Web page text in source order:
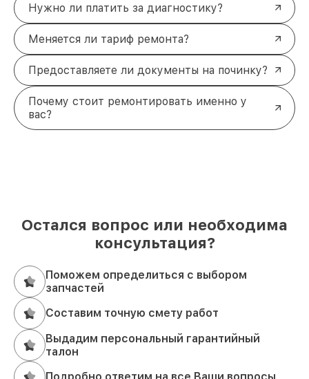
Нужно ли платить за диагностику?
Меняется ли тариф ремонта?
Предоставляете ли документы на починку?
Почему стоит ремонтировать именно у
вас?
Остался вопрос или необходима
консультация?
Поможем определиться с выбором
запчастей
Составим точную смету работ
Выдадим персональный гарантийный
талон